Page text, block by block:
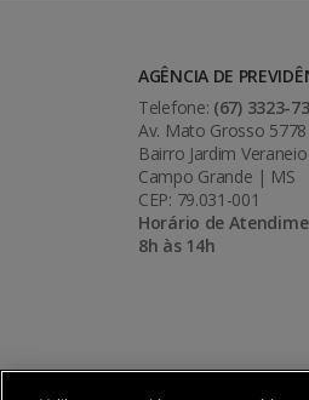
AGÊNCIA DE
Telefone: (67) 3323-
Av. Mato Grosso
Bairro Jardim Veraneio
Campo Grande | MS
CEP: 79.031-001
Horário de
8h às 14h